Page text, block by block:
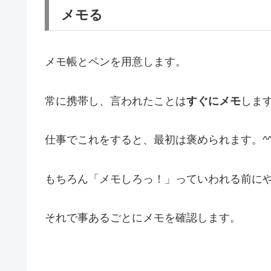
メモる
メモ帳とペンを用意します。
常に携帯し、言われたことはすぐにメモ しま
仕事でこれをすると、最初は褒められます。
もちろん「メモしろっ！」っていわれる前に
それで事あるごとにメモを確認します。